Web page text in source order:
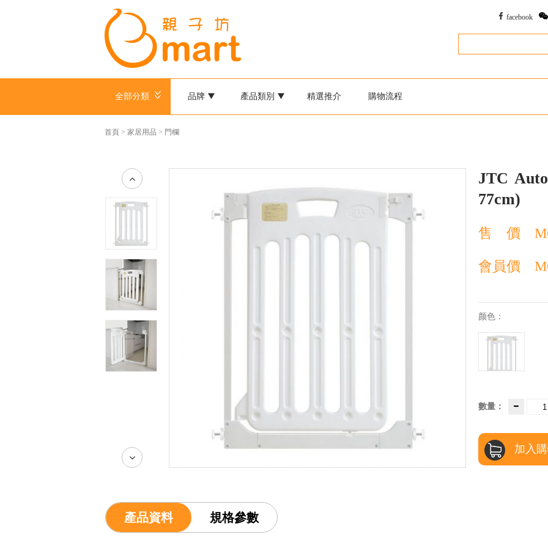
facebook
全部分類 品牌 產品類別 精選推介 購物流程
首頁 > 家居用品 > 門欄
JTC
77cm)
售 價
會員價
颜色：
數量：
加入
產品資料 規格參數